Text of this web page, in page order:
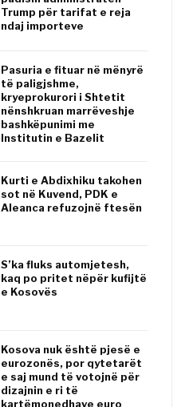
Trump për tarifat e reja
ndaj importeve
Pasuria e fituar në mënyrë
të paligjshme,
kryeprokurori i Shtetit
nënshkruan marrëveshje
bashkëpunimi me
Institutin e Bazelit
Kurti e Abdixhiku takohen
sot në Kuvend, PDK e
Aleanca refuzojnë ftesën
S’ka fluks automjetesh,
kaq po pritet nëpër kufijtë
e Kosovës
Kosova nuk është pjesë e
eurozonës, por qytetarët
e saj mund të votojnë për
dizajnin e ri të
kartëmonedhave euro